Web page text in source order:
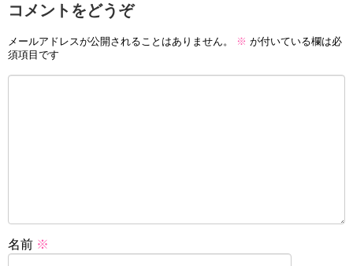
コメントをどうぞ
メールアドレスが公開されることはありません。 ※ が付いている欄は必
須項目です
名前 ※